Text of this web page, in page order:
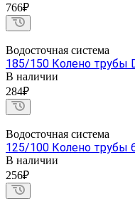
766₽
Водосточная система
185/150 Колено трубы
В наличии
284₽
Водосточная система
125/100 Колено трубы
В наличии
256₽